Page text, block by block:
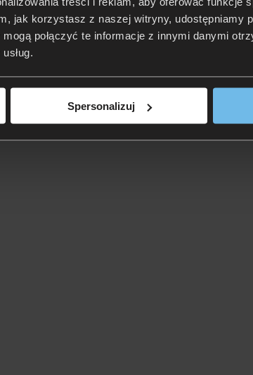
jak korzystasz z naszej witryny, udostępniamy
połączyć te informacje z innymi danymi
Spersonalizuj